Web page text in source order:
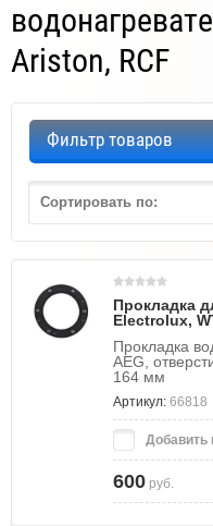
Ariston, RCF
Фильтр товаров
Сортировать по:
Прокладка
Electrolux,
Прокладка
AEG,
164 мм
Артикул: 66818
Добавить
600 руб.